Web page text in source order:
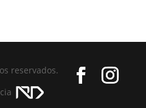
reservados.